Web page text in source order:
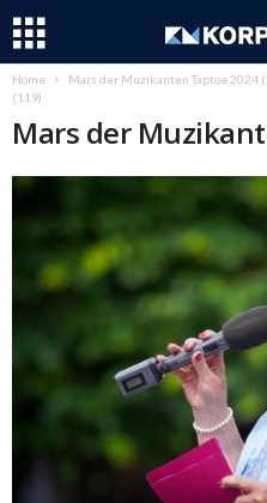
Home Mars der Muzikanten Taptoe 2024
(119)
Mars der